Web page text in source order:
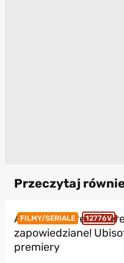
Przeczytaj
FILMY/SERIALE 12776V
Assassin’s Creed
zapowiedziane!
premiery